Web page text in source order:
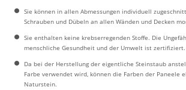
Sie können in allen Abmessungen individuell
Schrauben und Dübeln an allen Wänden und Decken
Sie enthalten keine krebserregenden Stoffe. Die
menschliche Gesundheit und der Umwelt ist zertifiziert.
Da bei der Herstellung der eigentliche Steinstaub
Farbe verwendet wird, können die Farben der Paneele
Naturstein.